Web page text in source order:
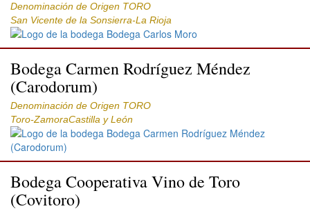
Denominación de Origen TORO
San Vicente de la Sonsierra-La Rioja
Bodega Carmen Rodríguez Méndez
(Carodorum)
Denominación de Origen TORO
Toro-ZamoraCastilla y León
Bodega Cooperativa Vino de Toro
(Covitoro)